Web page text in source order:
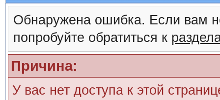
Обнаружена ошибка. Если вам
попробуйте обратиться к
Причина:
У вас нет доступа к этой